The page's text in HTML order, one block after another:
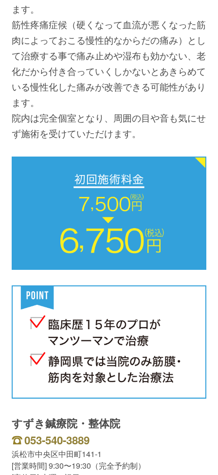
ます。
筋性疼痛症候（硬くなって血流が悪くなった筋
肉によっておこる慢性的なからだの痛み）とし
て治療する事で痛み止めや湿布も効かない、老
化だから付き合っていくしかないとあきらめて
いる慢性化した痛みが改善できる可能性があり
ます。
院内は完全個室となり、周囲の目や音も気にせ
ず施術を受けていただけます。
すずき鍼療院・整体院
053-540-3889
浜松市中央区中田町141-1
[営業時間] 9:30〜19:30（完全予約制）